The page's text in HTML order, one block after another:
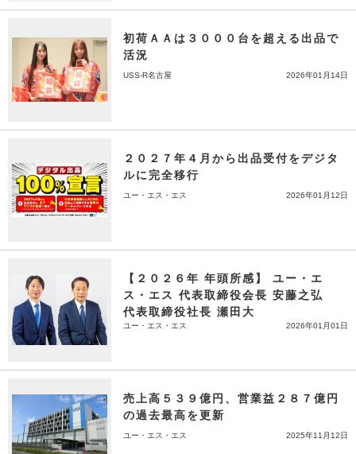
初荷ＡＡは３０００台を超える出品で
活況
USS-R名古屋 2026年01月14日
２０２７年４月から出品受付をデジタ
ルに完全移行
ユー・エス・エス 2026年01月12日
【２０２６年 年頭所感】 ユー・エ
ス・エス 代表取締役会長 安藤之弘
代表取締役社長 瀬田大
ユー・エス・エス 2026年01月01日
売上高５３９億円、営業益２８７億円
の過去最高を更新
ユー・エス・エス 2025年11月12日